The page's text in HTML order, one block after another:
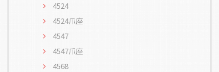
4524
4524爪座
4547
4547爪座
4568